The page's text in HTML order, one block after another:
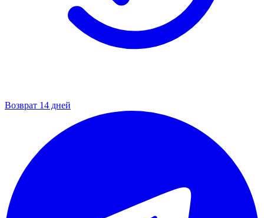
Возврат 14 дней